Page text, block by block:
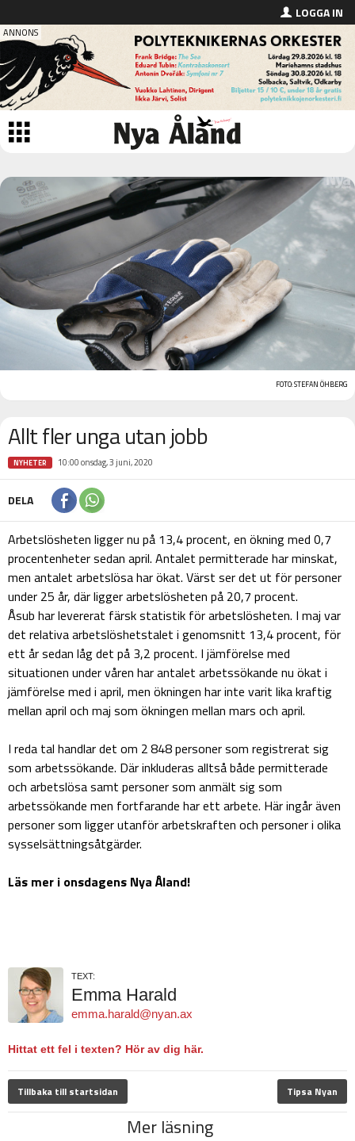
LOGGA IN
FOTO: STEFAN ÖHBERG
Allt fler unga utan jobb
NYHETER 10:00 onsdag, 3 juni, 2020
DELA
Arbetslösheten ligger nu på 13,4 procent, en ökning med 0,7
procentenheter sedan april. Antalet permitterade har minskat,
men antalet arbetslösa har ökat. Värst ser det ut för personer
under 25 år, där ligger arbetslösheten på 20,7 procent.
Åsub har levererat färsk statistik för arbetslösheten. I maj var
det relativa arbetslöshetstalet i genomsnitt 13,4 procent, för
ett år sedan låg det på 3,2 procent. I jämförelse med
situationen under våren har antalet arbetssökande nu ökat i
jämförelse med i april, men ökningen har inte varit lika kraftig
mellan april och maj som ökningen mellan mars och april.
I reda tal handlar det om 2 848 personer som registrerat sig
som arbetssökande. Där inkluderas alltså både permitterade
och arbetslösa samt personer som anmält sig som
arbetssökande men fortfarande har ett arbete. Här ingår även
personer som ligger utanför arbetskraften och personer i olika
sysselsättningsåtgärder.
Läs mer i onsdagens Nya Åland!
TEXT:
Emma Harald
emma.harald@nyan.ax
Hittat ett fel i texten? Hör av dig här.
Tillbaka till startsidan Tipsa Nyan
Mer läsning